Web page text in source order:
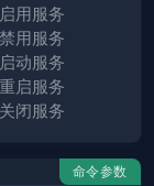
用服务
用服务
动服务
启服务
闭服务
命令参数